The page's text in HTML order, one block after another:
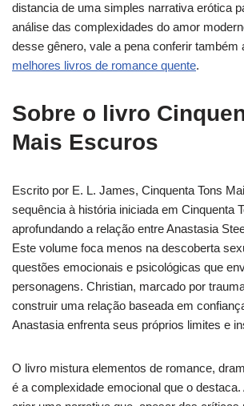
distancia de uma simples narrativa erótica
análise das complexidades do amor
desse gênero, vale a pena conferir também
melhores livros de romance quente.
Sobre o livro
Mais Escuros
Escrito por E. L. James, Cinquenta Tons
sequência à história iniciada em Cinquenta
aprofundando a relação entre Anastasia
Este volume foca menos na descoberta
questões emocionais e psicológicas que
personagens. Christian, marcado por
construir uma relação baseada em
Anastasia enfrenta seus próprios limites e
O livro mistura elementos de romance,
é a complexidade emocional que o